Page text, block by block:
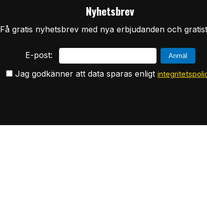
Nyhetsbrev
Få gratis nyhetsbrev med nya erbjudanden och
E-post:
Jag godkänner att data sparas enligt